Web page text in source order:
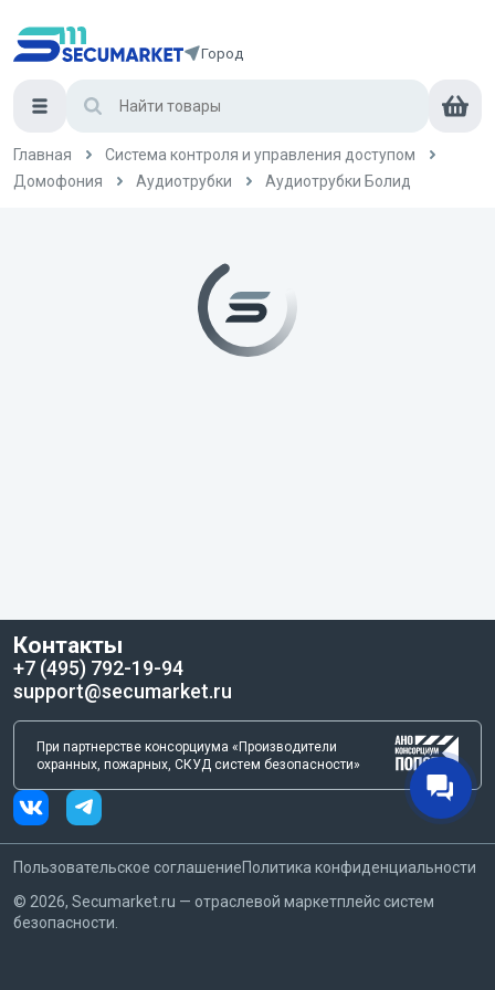
Город
Главная
Система контроля и управления доступом
Домофония
Аудиотрубки Аудиотрубки Болид
Контакты
+7 (495) 792-19-94
support@secumarket.ru
При партнерстве консорциума «Производители
охранных, пожарных, СКУД систем безопасности»
Пользовательское соглашениеПолитика конфиденциальности
© 2026, Secumarket.ru — отраслевой маркетплейс систем
безопасности.